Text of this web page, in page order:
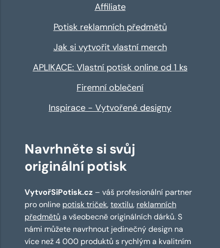
Affiliate
Potisk reklamních předmětů
Jak si vytvořit vlastní merch
APLIKACE: Vlastní potisk online od 1 ks
Firemní oblečení
Inspirace - Vytvořené designy
Navrhněte si svůj
originální potisk
VytvořSiPotisk.cz – váš profesionální partner
pro online potisk triček,textilu, reklamních
předmětů a všeobecně originálních dárků. S
námi můžete navrhnout jedinečný design na
více než 4 000 produktů s rychlým a kvalitním